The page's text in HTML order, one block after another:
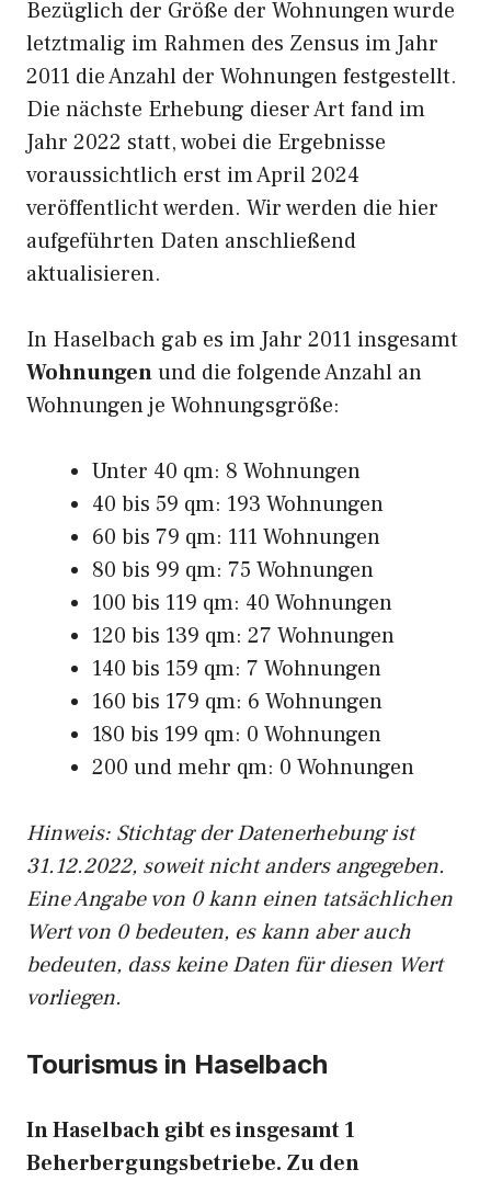
Bezüglich der Größe der Wohnungen wurde
letztmalig im Rahmen des Zensus im Jahr
2011 die Anzahl der Wohnungen festgestellt.
Die nächste Erhebung dieser Art fand im
Jahr 2022 statt, wobei die Ergebnisse
voraussichtlich erst im April 2024
veröffentlicht werden. Wir werden die hier
aufgeführten Daten anschließend
aktualisieren.
In Haselbach gab es im Jahr 2011 insgesamt
Wohnungenund die folgende Anzahl an
Wohnungen je Wohnungsgröße:
Unter 40 qm: 8 Wohnungen
40 bis 59 qm: 193 Wohnungen
60 bis 79 qm: 111 Wohnungen
80 bis 99 qm: 75 Wohnungen
100 bis 119 qm: 40 Wohnungen
120 bis 139 qm: 27 Wohnungen
140 bis 159 qm: 7 Wohnungen
160 bis 179 qm: 6 Wohnungen
180 bis 199 qm: 0 Wohnungen
200 und mehr qm: 0 Wohnungen
Hinweis: Stichtag der Datenerhebung ist
31.12.2022, soweit nicht anders angegeben.
Eine Angabe von 0 kann einen tatsächlichen
Wert von 0 bedeuten, es kann aber auch
bedeuten, dass keine Daten für diesen Wert
vorliegen.
Tourismus in Haselbach
In Haselbach gibt es insgesamt 1
Beherbergungsbetriebe. Zu den